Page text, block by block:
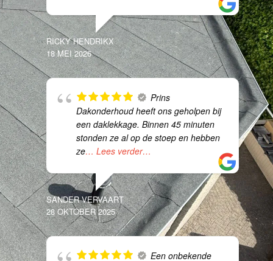
RICKY HENDRIKX
18 MEI 2026
Prins
Dakonderhoud heeft ons geholpen bij
een daklekkage. Binnen 45 minuten
stonden ze al op de stoep en hebben
ze… Lees verder…
SANDER VERVAART
28 OKTOBER 2025
Een onbekende